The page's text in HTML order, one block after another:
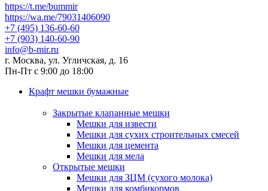
https://t.me/bummir
https://wa.me/79031406090
+7 (495) 136-60-60
+7 (903) 140-60-90
info@b-mir.ru
г. Москва, ул. Угличская, д. 16
Пн-Пт с 9:00 до 18:00
Крафт мешки бумажные
Закрытые клапанные мешки
Мешки для извести
Мешки для сухих строительных смесей
Мешки для цемента
Мешки для мела
Открытые мешки
Мешки для ЗЦМ (сухого молока)
Мешки для комбикормов